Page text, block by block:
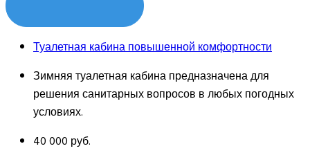
Туалетная кабина повышенной комфортности
Зимняя туалетная кабина предназначена для
решения санитарных вопросов в любых погодных
условиях.
40 000 руб.